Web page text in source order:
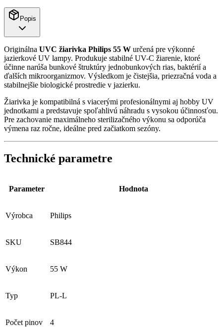
Popis
Originálna UVC žiarivka Philips 55 W určená pre výkonné
jazierkové UV lampy. Produkuje stabilné UV-C žiarenie, ktoré
účinne narúša bunkové štruktúry jednobunkových rias, baktérií a
ďalších mikroorganizmov. Výsledkom je čistejšia, priezračná voda a
stabilnejšie biologické prostredie v jazierku.
Žiarivka je kompatibilná s viacerými profesionálnymi aj hobby UV
jednotkami a predstavuje spoľahlivú náhradu s vysokou účinnosťou.
Pre zachovanie maximálneho sterilizačného výkonu sa odporúča
výmena raz ročne, ideálne pred začiatkom sezóny.
Technické parametre
Parameter Hodnota
Výrobca Philips
SKU SB844
Výkon 55 W
Typ PL-L
Počet pinov 4